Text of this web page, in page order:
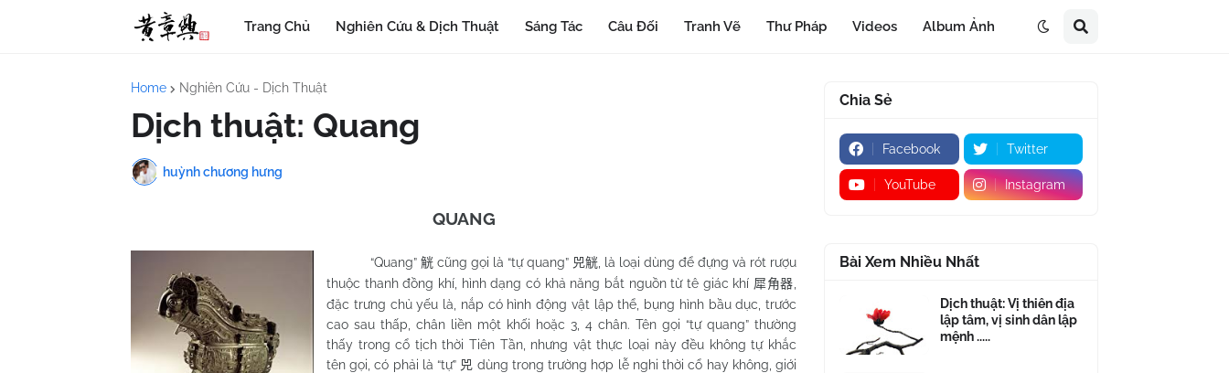
Trang Chủ Nghiên Cứu & Dịch Thuật Sáng Tác Câu Đối Tranh Vẽ Thư Pháp Videos Album Ảnh
Home Nghiên Cứu - Dịch Thuật
Dịch thuật: Quang
huỳnh chương hưng
QUANG
“Quang” 觥 cũng gọi là “tự quang” 兕觥 , là loại dùng để đựng và rót rượu
thuộc thanh đồng khí, hình dạng có khả năng bắt nguồn từ tê giác khí 犀角器
đặc trưng chủ yếu là, nắp có hình động vật lập thể, bụng hình bầu dục, trước
cao sau thấp, chân liền một khối hoặc 3, 4 chân. Tên gọi “tự quang” thường
thấy trong cổ tịch thời Tiên Tần, nhưng vật thực loại này đều không tự khắc
tên gọi, có phải là “tự” 兕 dùng trong trường hợp lễ nghi thời cổ hay không, giới
Chia Sẻ
Facebook Twitter
YouTube Instagram
Bài Xem Nhiều Nhất
Dịch thuật: Vị thiên địa
lập tâm, vị sinh dân lập
mệnh .....